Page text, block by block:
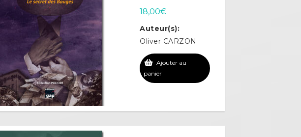
18,00€
Auteur(s):
Oliver CARZON
Ajouter au
panier